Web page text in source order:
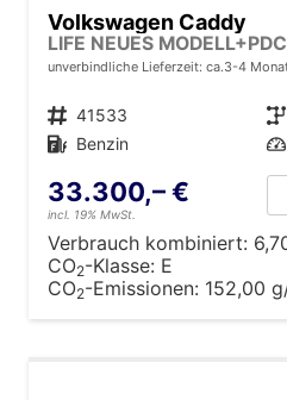
Volkswagen Caddy
unverbindliche Lieferzeit: ca.3-4
Fahrzeugnr. 41533 Getriebe
Kraftstoff Benzin Leistung
33.300,– €
incl. 19% MwSt.
Verbrauch kombiniert:
CO2-Klasse: E
CO2-Emissionen: 152,00